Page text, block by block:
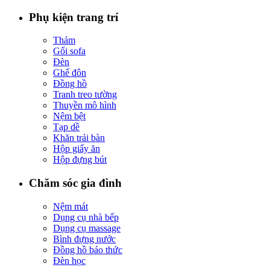
Phụ kiện trang trí
Thảm
Gối sofa
Đèn
Ghế đôn
Đồng hồ
Tranh treo tường
Thuyền mô hình
Nệm bệt
Tạp dề
Khăn trải bàn
Hộp giấy ăn
Hộp đựng bút
Chăm sóc gia đình
Nệm mát
Dụng cụ nhà bếp
Dụng cụ massage
Bình đựng nước
Đồng hồ báo thức
Đèn học